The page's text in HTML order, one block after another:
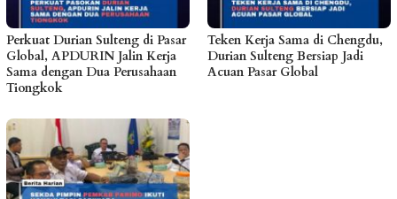
Perkuat Durian Sulteng di Pasar
Global, APDURIN Jalin Kerja
Sama dengan Dua Perusahaan
Tiongkok
Teken Kerja Sama di Chengdu,
Durian Sulteng Bersiap Jadi
Acuan Pasar Global